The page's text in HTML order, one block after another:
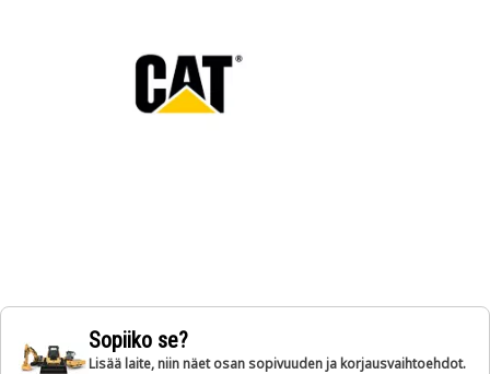
Sopiiko se?
Lisää laite, niin näet osan sopivuuden ja korjausvaihtoehdot.